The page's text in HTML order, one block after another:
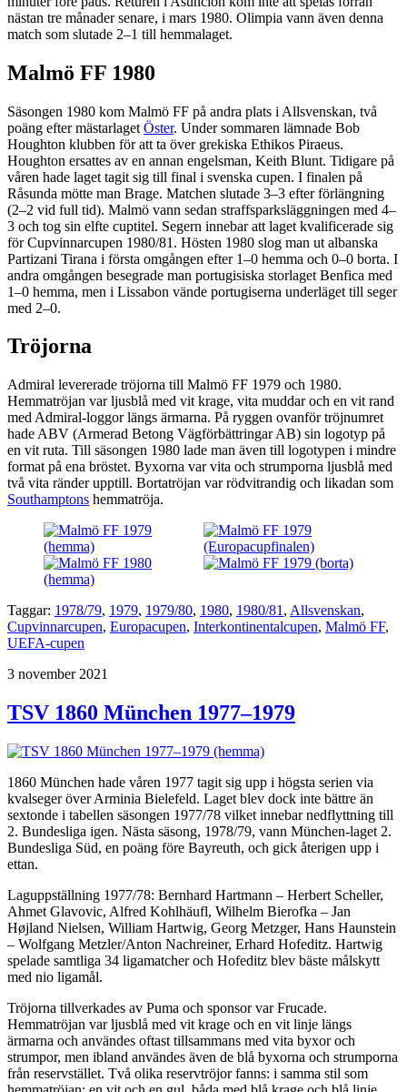
nästan tre månader senare, i mars 1980. Olimpia vann även denna
match som slutade 2–1 till hemmalaget.
Malmö FF 1980
Säsongen 1980 kom Malmö FF på andra plats i Allsvenskan, två
poäng efter mästarlaget Öster. Under sommaren lämnade Bob
Houghton klubben för att ta över grekiska Ethikos Piraeus.
Houghton ersattes av en annan engelsman, Keith Blunt. Tidigare på
våren hade laget tagit sig till final i svenska cupen. I finalen på
Råsunda mötte man Brage. Matchen slutade 3–3 efter förlängning
(2–2 vid full tid). Malmö vann sedan straffsparksläggningen med 4–
3 och tog sin elfte cuptitel. Segern innebar att laget kvalificerade sig
för Cupvinnarcupen 1980/81. Hösten 1980 slog man ut albanska
Partizani Tirana i första omgången efter 1–0 hemma och 0–0 borta. I
andra omgången besegrade man portugisiska storlaget Benfica med
1–0 hemma, men i Lissabon vände portugiserna underläget till seger
med 2–0.
Tröjorna
Admiral levererade tröjorna till Malmö FF 1979 och 1980.
Hemmatröjan var ljusblå med vit krage, vita muddar och en vit rand
med Admiral-loggor längs ärmarna. På ryggen ovanför tröjnumret
hade ABV (Armerad Betong Vägförbättringar AB) sin logotyp på
en vit ruta. Till säsongen 1980 lade man även till logotypen i mindre
format på ena bröstet. Byxorna var vita och strumporna ljusblå med
två vita ränder upptill. Bortatröjan var rödvitrandig och likadan som
Southamptons hemmatröja.
Taggar: 1978/79, 1979, 1979/80, 1980, 1980/81 , Allsvenskan,
Cupvinnarcupen, Europacupen, Interkontinentalcupen, Malmö FF,
UEFA-cupen
Publicerat
3 november 2021
TSV 1860 München 1977–1979
1860 München hade våren 1977 tagit sig upp i högsta serien via
kvalseger över Arminia Bielefeld. Laget blev dock inte bättre än
sextonde i tabellen säsongen 1977/78 vilket innebar nedflyttning till
2. Bundesliga igen. Nästa säsong, 1978/79, vann München-laget 2.
Bundesliga Süd, en poäng före Bayreuth, och gick återigen upp i
ettan.
Laguppställning 1977/78: Bernhard Hartmann – Herbert Scheller,
Ahmet Glavovic, Alfred Kohlhäufl, Wilhelm Bierofka – Jan
Højland Nielsen, William Hartwig, Georg Metzger, Hans Haunstein
– Wolfgang Metzler/Anton Nachreiner, Erhard Hofeditz. Hartwig
spelade samtliga 34 ligamatcher och Hofeditz blev bäste målskytt
med nio ligamål.
Tröjorna tillverkades av Puma och sponsor var Frucade.
Hemmatröjan var ljusblå med vit krage och en vit linje längs
ärmarna och användes oftast tillsammans med vita byxor och
strumpor, men ibland användes även de blå byxorna och strumporna
från reservstället. Två olika reservtröjor fanns: i samma stil som